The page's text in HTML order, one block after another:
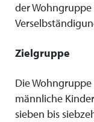
der
Zielgruppe
Die
männliche
sieben bis